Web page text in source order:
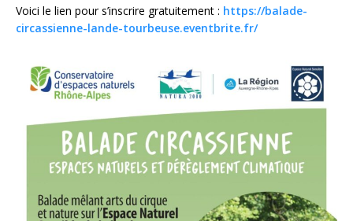
Voici le lien pour s’inscrire gratuitement : https://balade-
circassienne-lande-tourbeuse.eventbrite.fr/